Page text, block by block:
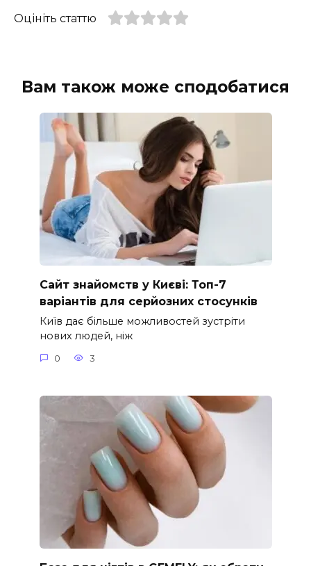
Оцініть статтю
Вам також може сподобатися
Сайт знайомств у Києві: Топ-7
варіантів для серйозних стосунків
Київ дає більше можливостей зустріти
нових людей, ніж
0 3